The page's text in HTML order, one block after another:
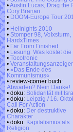
•Austin Lucas, Drag the
Cory Branan.
• DOOM-Europe Tour
•
• Hellnights 2010
• Stomper 98, Volxsturm,
HardxTimes
• Far From Finished
•
Lesung: Was kostet die
• Tocotronic
•
• »Das Ende des
Kommunismus«
• review-corner buch:
Abwarten? Nein Danke!
• doku: Solidarität mit
• doku:
Leipzig / 16.
Call For Action
• doku: Der destruktive
Charakter
• doku: Kapitalismus als
Religion